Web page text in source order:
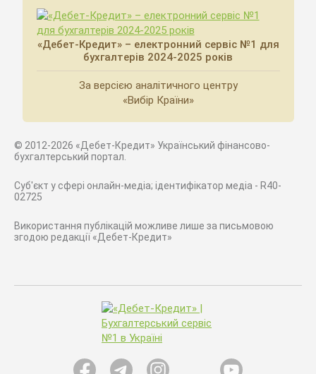
«Дебет-Кредит» – електронний сервіс №1 для
бухгалтерів 2024-2025 років
За версією аналітичного центру
«Вибір Країни»
© 2012-2026 «Дебет-Кредит» Український фінансово-
бухгалтерський портал.
Суб'єкт у сфері онлайн-медіа; ідентифікатор медіа - R40-
02725
Використання публікацій можливе лише за письмовою
згодою редакції «Дебет-Кредит»